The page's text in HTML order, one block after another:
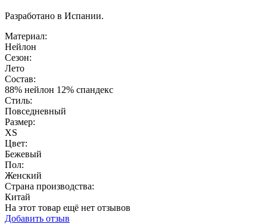
Paзpaботaно в Иcпaнии.
Материал:
Нейлон
Сезон:
Лето
Состав:
88% нейлон 12% спандекс
Стиль:
Повседневный
Размер:
XS
Цвет:
Бежевый
Пол:
Женский
Страна производства:
Китай
На этот товар ещё нет отзывов
Добавить отзыв